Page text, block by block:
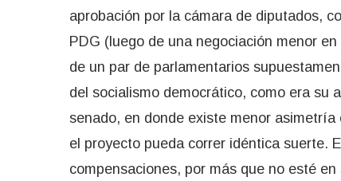
aprobación por la cámara de diputados,
PDG (luego de una negociación menor
de un par de parlamentarios
del socialismo democrático, como era su
senado, en donde existe menor
el proyecto pueda correr idéntica suerte.
compensaciones, por más que no esté